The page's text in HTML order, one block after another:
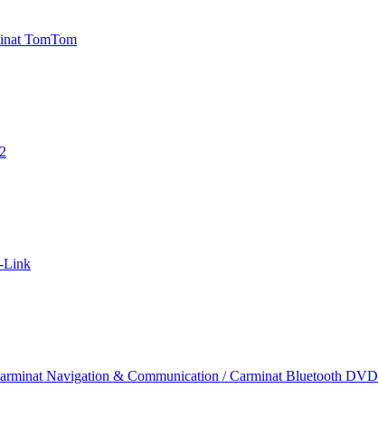
TomTom
Link
Navigation & Communication / Carminat Bluetooth DVD